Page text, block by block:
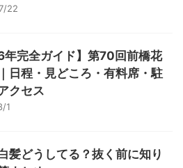
22
年完全ガイド】第70回前橋花
日程・見どころ・有料席・駐
クセス
1
髪どうしてる？抜く前に知り